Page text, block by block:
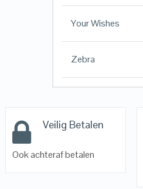
Your Wishes
Zebra
Veilig Betalen
Ook achteraf betalen